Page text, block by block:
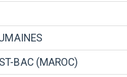
BAC (MAROC)